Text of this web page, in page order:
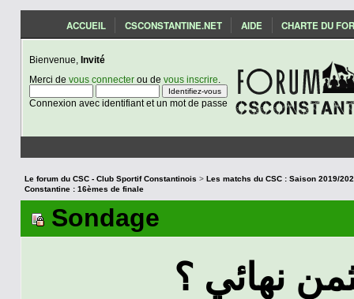
ACCUEIL CSCONSTANTINE.NET AIDE CHARTE DU
Bienvenue, Invité
Merci de vous connecterou de vous inscrire
Connexion avec identifiant et un mot de passe
Le forum du CSC - Club Sportif Constantinois >
Constantine : 16èmes de finale
Sondage
نهائي ؟